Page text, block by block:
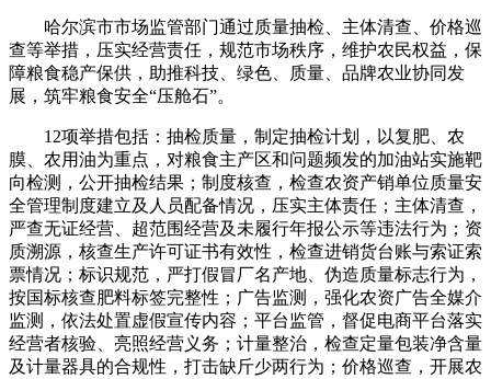
哈尔滨市市场监管部门通过质量抽检、主体清查、价格巡
查等举措，压实经营责任，规范市场秩序，维护农民权益，保
障粮食稳产保供，助推科技、绿色、质量、品牌农业协同发
展，筑牢粮食安全“压舱石”。
12项举措包括：抽检质量，制定抽检计划，以复肥、农
膜、农用油为重点，对粮食主产区和问题频发的加油站实施靶
向检测，公开抽检结果；制度核查，检查农资产销单位质量安
全管理制度建立及人员配备情况，压实主体责任；主体清查，
严查无证经营、超范围经营及未履行年报公示等违法行为；资
质溯源，核查生产许可证书有效性，检查进销货台账与索证索
票情况；标识规范，严打假冒厂名产地、伪造质量标志行为，
按国标核查肥料标签完整性；广告监测，强化农资广告全媒介
监测，依法处置虚假宣传内容；平台监管，督促电商平台落实
经营者核验、亮照经营义务；计量整治，检查定量包装净含量
及计量器具的合规性，打击缺斤少两行为；价格巡查，开展农